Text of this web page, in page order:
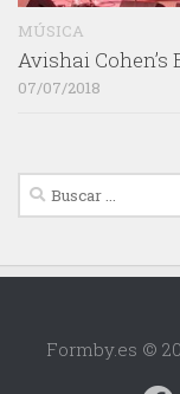
MÚSICA
Avishai
07/07/2018
Buscar:
Formby.es ©